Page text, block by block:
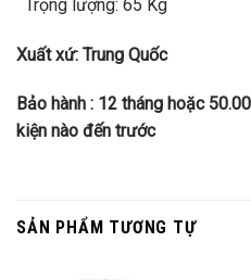
Trọng lượng: 65 Kg
Xuất xứ: Trung Quốc
Bảo hành : 12 tháng hoặc
kiện nào đến trước
SẢN PHẨM TƯƠNG TỰ